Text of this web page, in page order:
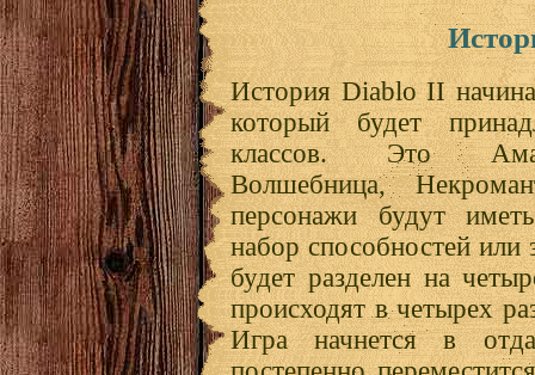
История Diablo II
который будет
классов. Это
Волшебница,
персонажи будут
набор способностей
будет разделен на
происходят в четырех
Игра начнется в